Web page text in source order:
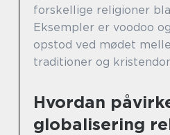
forskellige religioner
Eksempler er voodoo
opstod ved mødet
traditioner og
Hvordan
globalisering